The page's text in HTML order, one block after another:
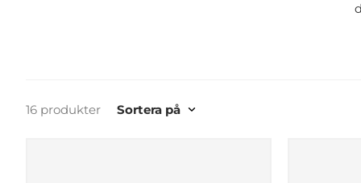
16 produkter Sortera på